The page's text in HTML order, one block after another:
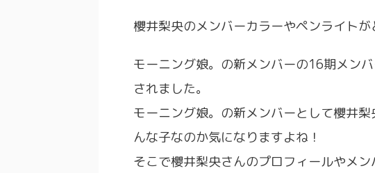
櫻井梨央のメンバーカラーやペンライトが
モーニング娘。の新メンバーの16期メン
されました。
モーニング娘。の新メンバーとして櫻井
んな子なのか気になりますよね！
そこで櫻井梨央さんのプロフィールやメ